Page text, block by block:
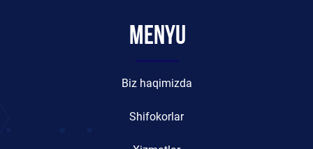
Menyu
Biz haqimizda
Shifokorlar